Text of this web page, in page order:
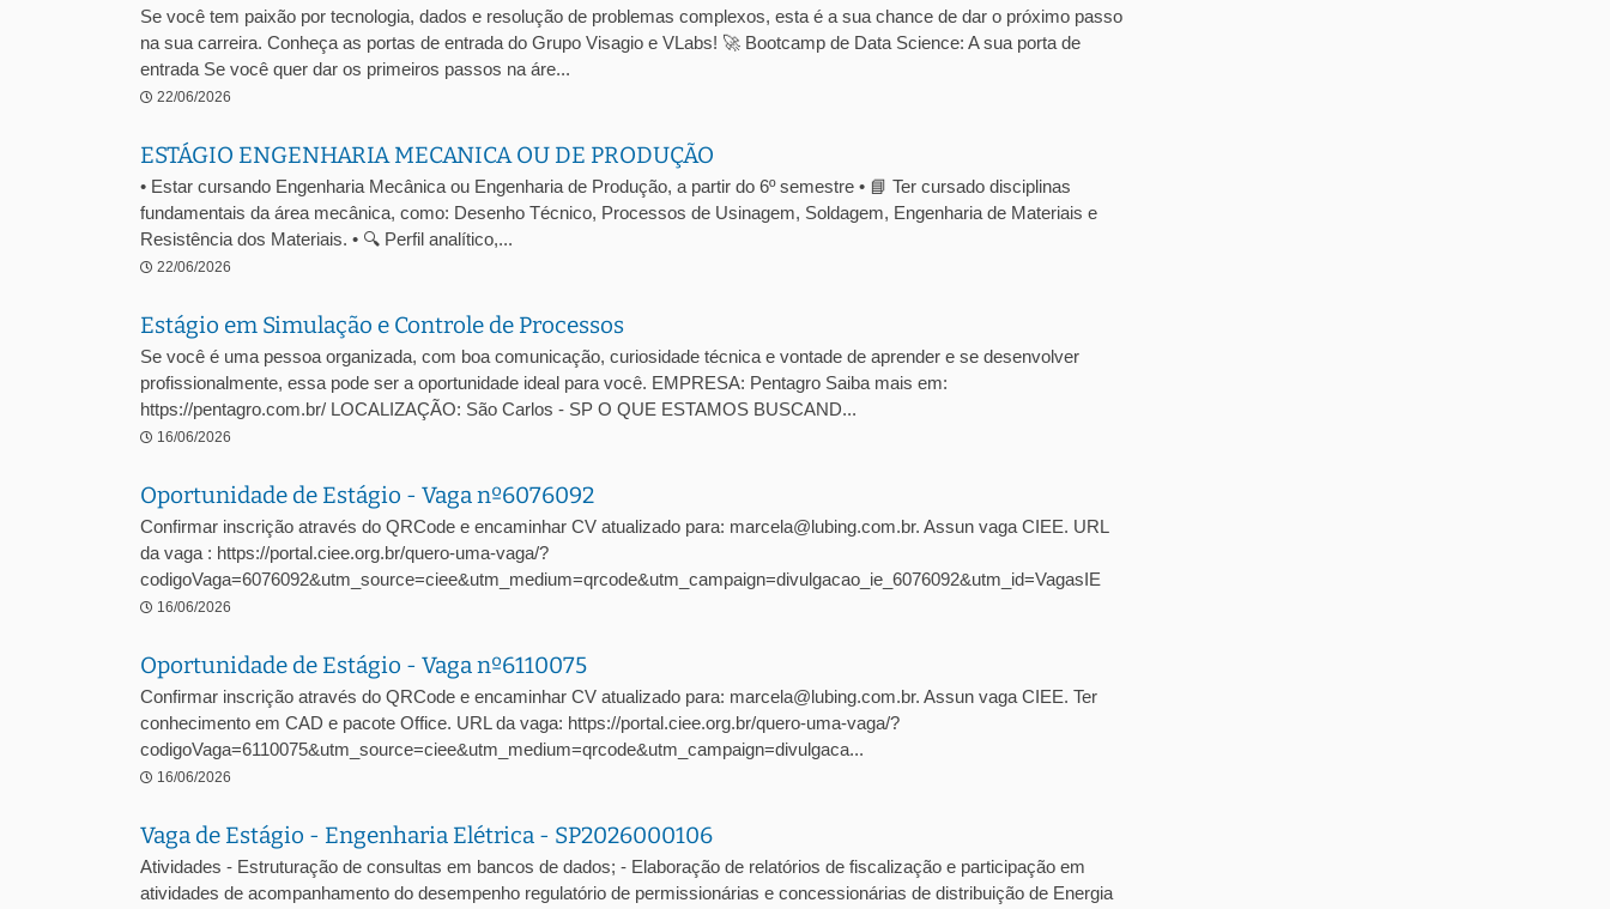
Se você tem paixão por tecnologia, dados e resolução de problemas complexos, esta é a sua chance de dar o próximo passo
na sua carreira. Conheça as portas de entrada do Grupo Visagio e VLabs! 🚀 Bootcamp de Data Science: A sua porta de
entrada Se você quer dar os primeiros passos na áre...
22/06/2026
ESTÁGIO ENGENHARIA MECANICA OU DE PRODUÇÃO
• Estar cursando Engenharia Mecânica ou Engenharia de Produção, a partir do 6º semestre • 📘 Ter cursado disciplinas
fundamentais da área mecânica, como: Desenho Técnico, Processos de Usinagem, Soldagem, Engenharia de Materiais e
Resistência dos Materiais. • 🔍 Perfil analítico,...
22/06/2026
Estágio em Simulação e Controle de Processos
Se você é uma pessoa organizada, com boa comunicação, curiosidade técnica e vontade de aprender e se desenvolver
profissionalmente, essa pode ser a oportunidade ideal para você. EMPRESA: Pentagro Saiba mais em:
https://pentagro.com.br/ LOCALIZAÇÃO: São Carlos - SP O QUE ESTAMOS BUSCAND...
16/06/2026
Oportunidade de Estágio - Vaga nº6076092
Confirmar inscrição através do QRCode e encaminhar CV atualizado para: marcela@lubing.com.br. Assun vaga CIEE. URL
da vaga : https://portal.ciee.org.br/quero-uma-vaga/?
codigoVaga=6076092&utm_source=ciee&utm_medium=qrcode&utm_campaign=divulgacao_ie_6076092&utm_id=VagasIE
16/06/2026
Oportunidade de Estágio - Vaga nº6110075
Confirmar inscrição através do QRCode e encaminhar CV atualizado para: marcela@lubing.com.br. Assun vaga CIEE. Ter
conhecimento em CAD e pacote Office. URL da vaga: https://portal.ciee.org.br/quero-uma-vaga/?
codigoVaga=6110075&utm_source=ciee&utm_medium=qrcode&utm_campaign=divulgaca...
16/06/2026
Vaga de Estágio - Engenharia Elétrica - SP2026000106
Atividades - Estruturação de consultas em bancos de dados; - Elaboração de relatórios de fiscalização e participação em
atividades de acompanhamento do desempenho regulatório de permissionárias e concessionárias de distribuição de Energia